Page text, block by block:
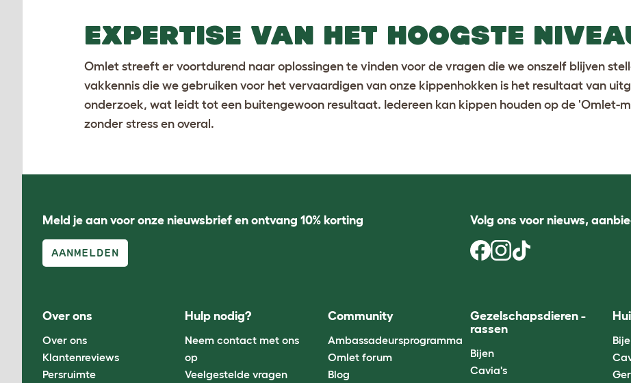
EXPERTISE VAN HET HOOGSTE
Omlet streeft er voortdurend naar oplossingen te vinden voor de vragen die we onszelf blijven
vakkennis die we gebruiken voor het vervaardigen van onze kippenhokken is het resultaat van
onderzoek, wat leidt tot een buitengewoon resultaat. Iedereen kan kippen houden op de 'Omlet-
zonder stress en overal.
Meld je aan voor onze nieuwsbrief en ontvang 10% korting
AANMELDEN
Volg ons voor nieuws,
Over ons
Over ons
Klantenreviews
Persruimte
Hulp nodig?
Neem contact met ons
op
Veelgestelde vragen
Community
Ambassadeursprogramma
Omlet forum
Blog
Gezelschapsdieren -
rassen
Bijen
Cavia's